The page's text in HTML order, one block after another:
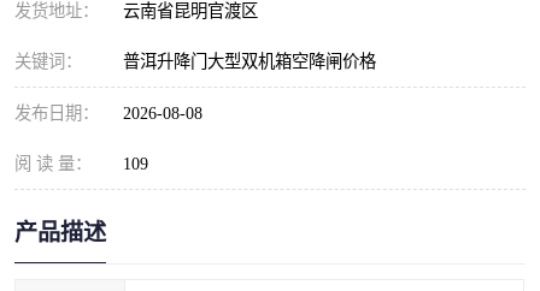
发货地址： 云南省昆明官渡区
关键词： 普洱升降门大型双机箱空降闸价格
发布日期： 2026-08-08
阅 读 量： 109
产品描述